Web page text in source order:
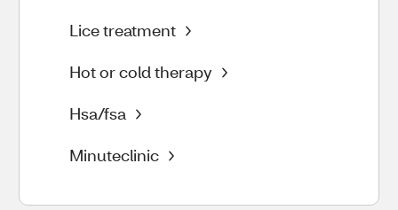
Lice treatment
Hot or cold therapy
Hsa/fsa
Minuteclinic